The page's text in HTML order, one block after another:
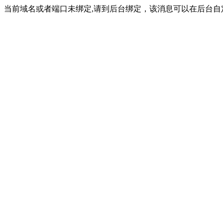
当前域名或者端口未绑定,请到后台绑定，该消息可以在后台自